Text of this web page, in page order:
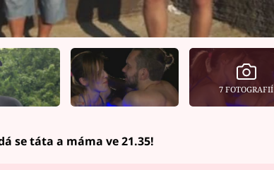
7 FOTOGRAFIÍ
se táta a máma ve 21.35!